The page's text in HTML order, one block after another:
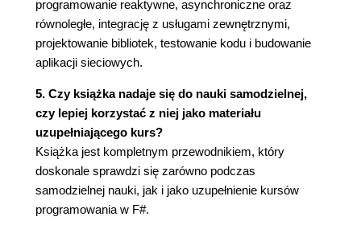
Rozwiązywanie problemów z inferencją typów
(120)
Podsumowanie (125)
Rozdział 6. Programowanie z wykorzystaniem
obiektów (127)
Wprowadzenie do obiektów i składowych (127)
Używanie klas (130)
Dodawanie innych aspektów notacji obiektowej do
typów (133)
Definiowanie typów obiektowych o
modyfikowalnym stanie (138)
programowanie reaktywne, asynchroniczne oraz
równoległe, integrację z usługami zewnętrznymi,
projektowanie bibliotek, testowanie kodu i budowanie
aplikacji sieciowych.
5. Czy książka nadaje się do nauki samodzielnej,
czy lepiej korzystać z niej jako materiału
uzupełniającego kurs?
Książka jest kompletnym przewodnikiem, który
doskonale sprawdzi się zarówno podczas
samodzielnej nauki, jak i jako uzupełnienie kursów
programowania w F#.